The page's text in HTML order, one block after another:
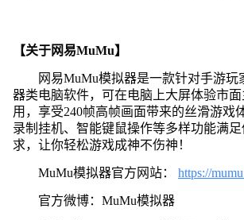
【关于网易MuMu】
网易MuMu模拟器是一款针对手游玩
器类电脑软件，可在电脑上大屏体验市
用，享受240帧高帧画面带来的丝滑游戏
录制挂机、智能键鼠操作等多样功能满
求，让你轻松游戏成神不伤神！
MuMu模拟器官方网站： https://
官方微博：MuMu模拟器